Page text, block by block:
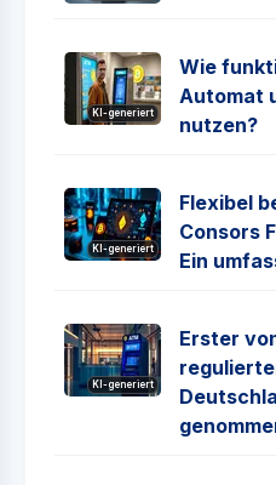
KI-generiert
Wie
Automat
nutzen?
KI-generiert
Flexibel
Consors
Ein
KI-generiert
Erster